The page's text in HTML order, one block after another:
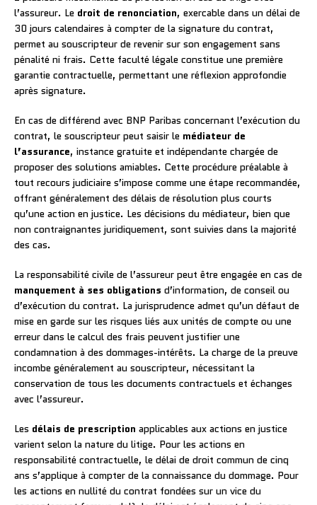
l’assureur. Le droit de renonciation, exercable dans un délai de
30 jours calendaires à compter de la signature du contrat,
permet au souscripteur de revenir sur son engagement sans
pénalité ni frais. Cette faculté légale constitue une première
garantie contractuelle, permettant une réflexion approfondie
après signature.
En cas de différend avec BNP Paribas concernant l’exécution du
contrat, le souscripteur peut saisir le médiateur de
l’assurance, instance gratuite et indépendante chargée de
proposer des solutions amiables. Cette procédure préalable à
tout recours judiciaire s’impose comme une étape recommandée,
offrant généralement des délais de résolution plus courts
qu’une action en justice. Les décisions du médiateur, bien que
non contraignantes juridiquement, sont suivies dans la majorité
des cas.
La responsabilité civile de l’assureur peut être engagée en cas de
manquement à ses obligations d’information, de conseil ou
d’exécution du contrat. La jurisprudence admet qu’un défaut de
mise en garde sur les risques liés aux unités de compte ou une
erreur dans le calcul des frais peuvent justifier une
condamnation à des dommages-intérêts. La charge de la preuve
incombe généralement au souscripteur, nécessitant la
conservation de tous les documents contractuels et échanges
avec l’assureur.
Les délais de prescription applicables aux actions en justice
varient selon la nature du litige. Pour les actions en
responsabilité contractuelle, le délai de droit commun de cinq
ans s’applique à compter de la connaissance du dommage. Pour
les actions en nullité du contrat fondées sur un vice du